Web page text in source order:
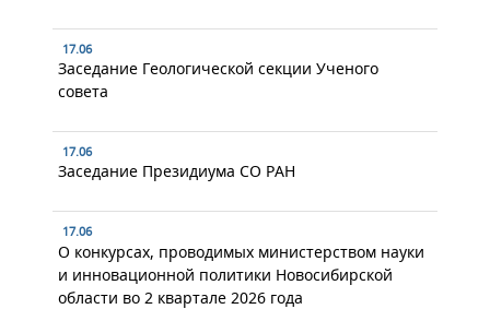
17.06
Заседание Геологической секции Ученого
совета
17.06
Заседание Президиума СО РАН
17.06
О конкурсах, проводимых министерством науки
и инновационной политики Новосибирской
области во 2 квартале 2026 года